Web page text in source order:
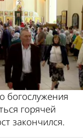
богослужения
горячей
закончился.